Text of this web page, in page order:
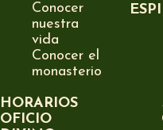
Conocer
nuestra
vida
Conocer el
monasterio
HORARIOS
OFICIO